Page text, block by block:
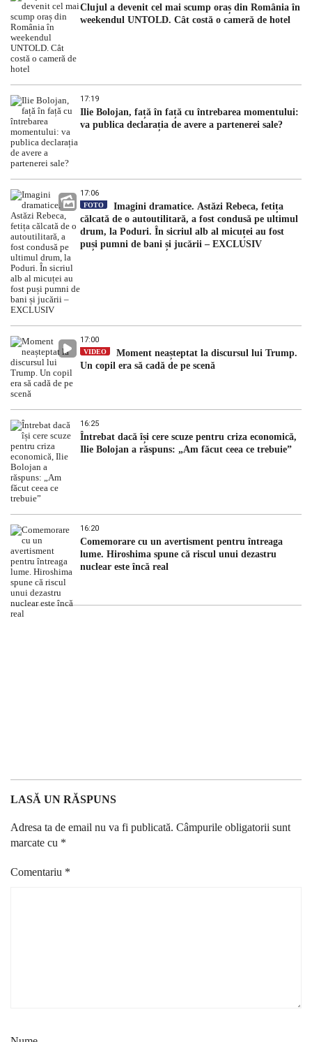
Clujul a devenit cel mai scump oraș din România în
weekendul UNTOLD. Cât costă o cameră de hotel
17:19
Ilie Bolojan, față în față cu întrebarea momentului:
va publica declarația de avere a partenerei sale?
17:06
FOTO
Imagini dramatice. Astăzi Rebeca, fetița
călcată de o autoutilitară, a fost condusă pe ultimul
drum, la Poduri. În sicriul alb al micuței au fost
puși pumni de bani și jucării – EXCLUSIV
17:00
VIDEO
Moment neașteptat la discursul lui Trump.
Un copil era să cadă de pe scenă
16:25
Întrebat dacă își cere scuze pentru criza economică,
Ilie Bolojan a răspuns: „Am făcut ceea ce trebuie”
16:20
Comemorare cu un avertisment pentru întreaga
lume. Hiroshima spune că riscul unui dezastru
nuclear este încă real
LASĂ UN RĂSPUNS
Adresa ta de email nu va fi publicată. Câmpurile obligatorii sunt
marcate cu *
Comentariu *